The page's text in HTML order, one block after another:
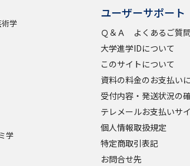
資料検索
先輩が入学を決めた理由
新生活お役立ちガイド
学
学
ユーザーサポート
Ｑ＆Ａ よくあるご質
大学進学IDについて
このサイトについて
資料の料金のお支払い
受付内容・発送状況の
テレメールお支払いサ
個人情報取扱規定
特定商取引表記
お問合せ先